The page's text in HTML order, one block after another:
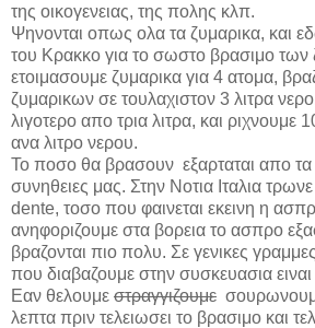
της οικογενειας, της πολης κλπ.
Ψηνονται οπως ολα τα ζυμαρικα, και
του Κρακκο για το σωστο βρασιμο
ετοιμασουμε ζυμαρικα για 4 ατομα,
ζυμαρικων σε τουλαχιστον 3 λιτρα
λιγοτερο απο τρια λιτρα, και ριχνουμε
ανα λιτρο νερου.
Το ποσο θα βρασουν εξαρταται απο τα
συνηθειες μας. Στην Νοτια Ιταλια
dente, τοσο που φαινεται εκεινη η
ανηφοριζουμε στα βορεια το ασπρο
βραζονται πιο πολυ. Σε γενικες
που διαβαζουμε στην συσκευασια
Εαν θελουμε στραγγιζουμε
λεπτα πριν τελειωσει το βρασιμο και